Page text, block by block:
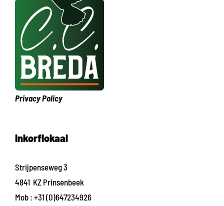
Privacy Policy
Inkorflokaal
Strijpenseweg 3
4841 KZ Prinsenbeek
Mob : +31 (0)647234926